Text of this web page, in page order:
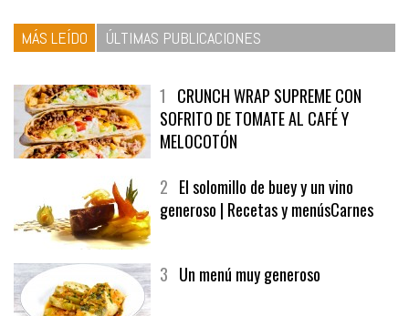
MÁS LEÍDO ÚLTIMAS PUBLICACIONES
1 CRUNCH WRAP SUPREME CON
SOFRITO DE TOMATE AL CAFÉ Y
MELOCOTÓN
2 El solomillo de buey y un vino
generoso | Recetas y menúsCarnes
3 Un menú muy generoso